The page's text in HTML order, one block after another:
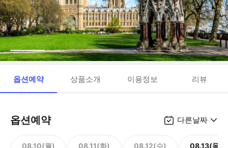
옵션예약 상품소개 이용정보 리뷰
옵션예약 다른날짜
08.10(월) 08.11(화) 08.12(수) 08.13(목)